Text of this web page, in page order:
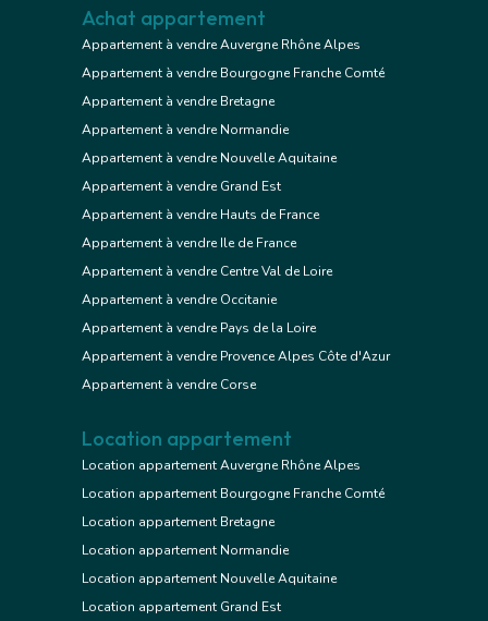
Achat appartement
Appartement à vendre Auvergne Rhône Alpes
Appartement à vendre Bourgogne Franche Comté
Appartement à vendre Bretagne
Appartement à vendre Normandie
Appartement à vendre Nouvelle Aquitaine
Appartement à vendre Grand Est
Appartement à vendre Hauts de France
Appartement à vendre Ile de France
Appartement à vendre Centre Val de Loire
Appartement à vendre Occitanie
Appartement à vendre Pays de la Loire
Appartement à vendre Provence Alpes Côte d'Azur
Appartement à vendre Corse
Location appartement
Location appartement Auvergne Rhône Alpes
Location appartement Bourgogne Franche Comté
Location appartement Bretagne
Location appartement Normandie
Location appartement Nouvelle Aquitaine
Location appartement Grand Est